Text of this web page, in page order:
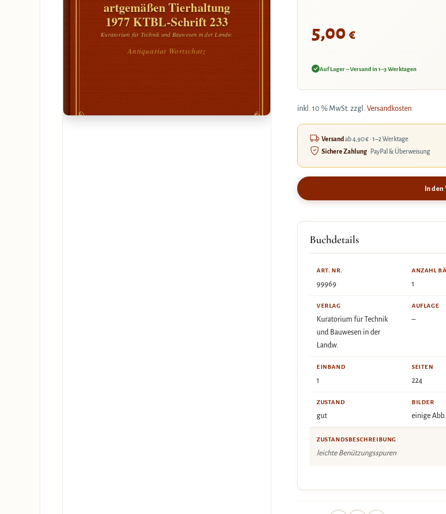
artgemäßen Tierhaltung
1977 KTBL-Schrift 233
Kuratorium für Technik und Bauwesen in der Landw.
Antiquariat Wortschatz
5,00 €
Auf Lager – Versand in 1–3 Werktagen
inkl. 10 % MwSt. zzgl. Versandkosten
Versandab 4,90 € · 1–2 Werktage
Sichere Zahlung· PayPal & Überweisung
In den
Buchdetails
ART. NR.
99969
ANZAHL
1
VERLAG
Kuratorium für Technik
und Bauwesen in der
Landw.
AUFLAGE
–
EINBAND
1
SEITEN
224
ZUSTAND
gut
BILDER
einige Abb.
ZUSTANDSBESCHREIBUNG
leichte Benützungsspuren